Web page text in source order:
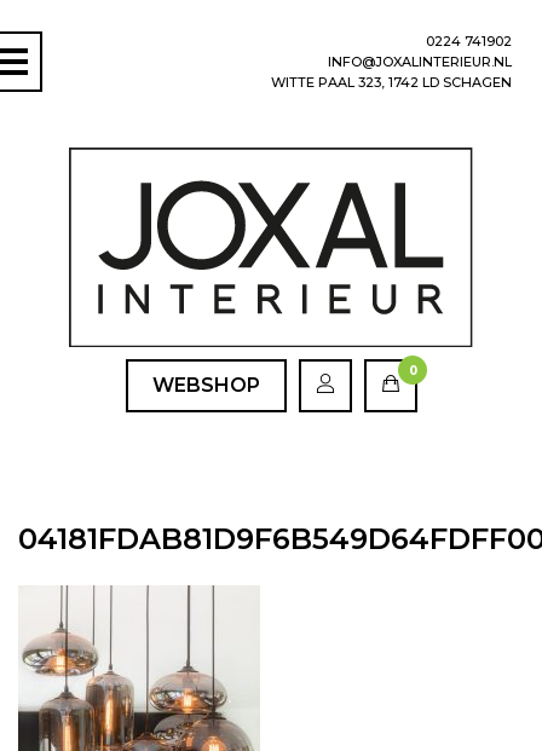
0224 741902
INFO@JOXALINTERIEUR.NL
WITTE PAAL 323, 1742 LD SCHAGEN
WEBSHOP
0